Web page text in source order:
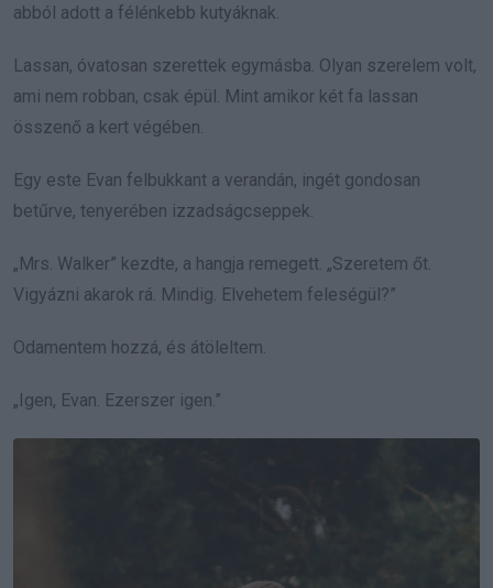
abból adott a félénkebb kutyáknak.
Lassan, óvatosan szerettek egymásba. Olyan szerelem volt,
ami nem robban, csak épül. Mint amikor két fa lassan
összenő a kert végében.
Egy este Evan felbukkant a verandán, ingét gondosan
betűrve, tenyerében izzadságcseppek.
„Mrs. Walker” kezdte, a hangja remegett. „Szeretem őt.
Vigyázni akarok rá. Mindig. Elvehetem feleségül?”
Odamentem hozzá, és átöleltem.
„Igen, Evan. Ezerszer igen.”